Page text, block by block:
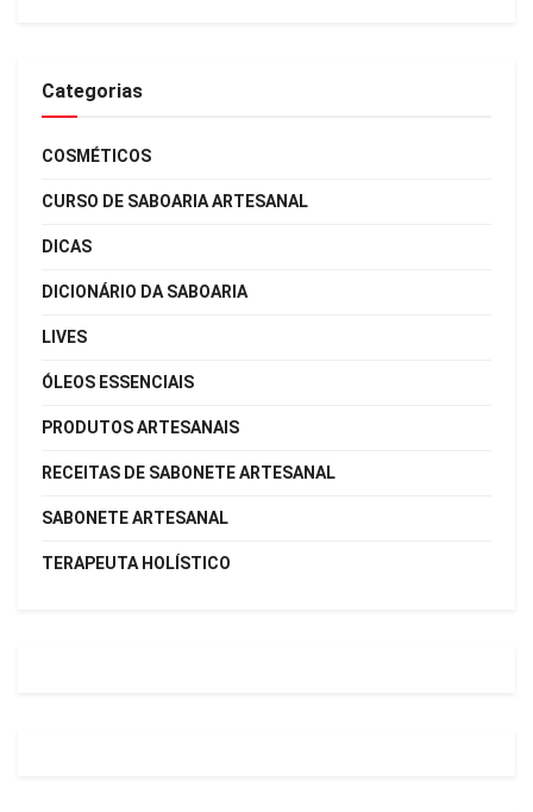
Categorias
COSMÉTICOS
CURSO DE SABOARIA ARTESANAL
DICAS
DICIONÁRIO DA SABOARIA
LIVES
ÓLEOS ESSENCIAIS
PRODUTOS ARTESANAIS
RECEITAS DE SABONETE ARTESANAL
SABONETE ARTESANAL
TERAPEUTA HOLÍSTICO